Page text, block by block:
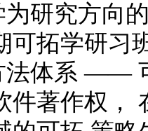
研究方向
可拓学研习
法体系 ——
件著作权，